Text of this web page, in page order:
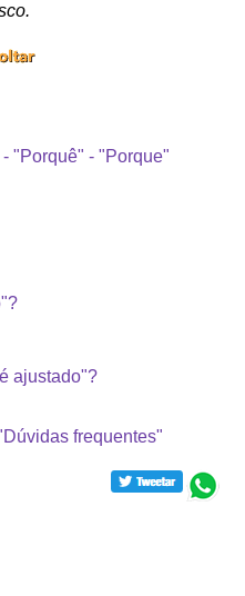
"Porquê" - "Porque"
ajustado"?
frequentes"